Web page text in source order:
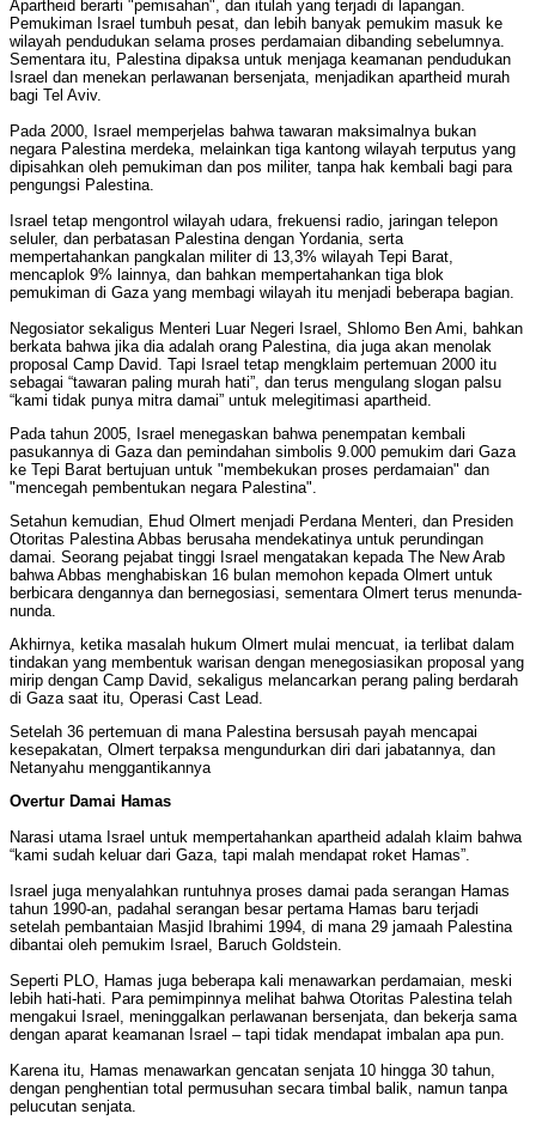
Apartheid berarti "pemisahan", dan itulah yang terjadi di lapangan.
Pemukiman Israel tumbuh pesat, dan lebih banyak pemukim masuk ke
wilayah pendudukan selama proses perdamaian dibanding sebelumnya.
Sementara itu, Palestina dipaksa untuk menjaga keamanan pendudukan
Israel dan menekan perlawanan bersenjata, menjadikan apartheid murah
bagi Tel Aviv.
Pada 2000, Israel memperjelas bahwa tawaran maksimalnya bukan
negara Palestina merdeka, melainkan tiga kantong wilayah terputus yang
dipisahkan oleh pemukiman dan pos militer, tanpa hak kembali bagi para
pengungsi Palestina.
Israel tetap mengontrol wilayah udara, frekuensi radio, jaringan telepon
seluler, dan perbatasan Palestina dengan Yordania, serta
mempertahankan pangkalan militer di 13,3% wilayah Tepi Barat,
mencaplok 9% lainnya, dan bahkan mempertahankan tiga blok
pemukiman di Gaza yang membagi wilayah itu menjadi beberapa bagian.
Negosiator sekaligus Menteri Luar Negeri Israel, Shlomo Ben Ami, bahkan
berkata bahwa jika dia adalah orang Palestina, dia juga akan menolak
proposal Camp David. Tapi Israel tetap mengklaim pertemuan 2000 itu
sebagai “tawaran paling murah hati”, dan terus mengulang slogan palsu
“kami tidak punya mitra damai” untuk melegitimasi apartheid.
Pada tahun 2005, Israel menegaskan bahwa penempatan kembali
pasukannya di Gaza dan pemindahan simbolis 9.000 pemukim dari Gaza
ke Tepi Barat bertujuan untuk "membekukan proses perdamaian" dan
"mencegah pembentukan negara Palestina".
Setahun kemudian, Ehud Olmert menjadi Perdana Menteri, dan Presiden
Otoritas Palestina Abbas berusaha mendekatinya untuk perundingan
damai. Seorang pejabat tinggi Israel mengatakan kepada The New Arab
bahwa Abbas menghabiskan 16 bulan memohon kepada Olmert untuk
berbicara dengannya dan bernegosiasi, sementara Olmert terus menunda-
nunda.
Akhirnya, ketika masalah hukum Olmert mulai mencuat, ia terlibat dalam
tindakan yang membentuk warisan dengan menegosiasikan proposal yang
mirip dengan Camp David, sekaligus melancarkan perang paling berdarah
di Gaza saat itu, Operasi Cast Lead.
Setelah 36 pertemuan di mana Palestina bersusah payah mencapai
kesepakatan, Olmert terpaksa mengundurkan diri dari jabatannya, dan
Netanyahu menggantikannya
Overtur Damai Hamas
Narasi utama Israel untuk mempertahankan apartheid adalah klaim bahwa
“kami sudah keluar dari Gaza, tapi malah mendapat roket Hamas”.
Israel juga menyalahkan runtuhnya proses damai pada serangan Hamas
tahun 1990-an, padahal serangan besar pertama Hamas baru terjadi
setelah pembantaian Masjid Ibrahimi 1994, di mana 29 jamaah Palestina
dibantai oleh pemukim Israel, Baruch Goldstein.
Seperti PLO, Hamas juga beberapa kali menawarkan perdamaian, meski
lebih hati-hati. Para pemimpinnya melihat bahwa Otoritas Palestina telah
mengakui Israel, meninggalkan perlawanan bersenjata, dan bekerja sama
dengan aparat keamanan Israel – tapi tidak mendapat imbalan apa pun.
Karena itu, Hamas menawarkan gencatan senjata 10 hingga 30 tahun,
dengan penghentian total permusuhan secara timbal balik, namun tanpa
pelucutan senjata.